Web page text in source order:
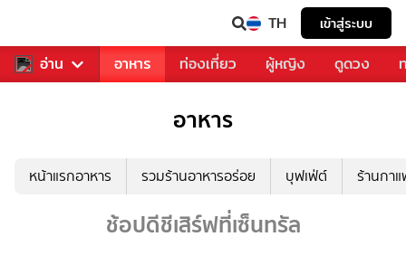
TH เข้าสู่ระบบ
อ่าน
รวงการเพลง อาหาร ท่องเที่ยว ผู้หญิง ดูดวง
อาหาร
หน้าแรกอาหาร รวมร้านอาหารอร่อย บุฟเฟ่ต์ ร้านกา
ช้อปดีชีเสิร์ฟที่เซ็นทรัล